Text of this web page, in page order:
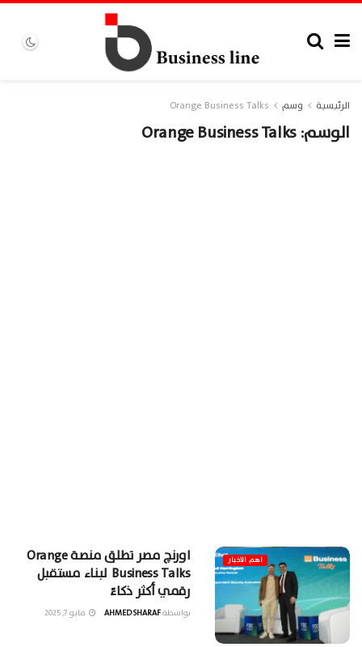
الرئيسية وسم Orange Business Talks
الوسم:Orange Business Talks
اهم الاخبار
اورنچ مصر تطلق منصة Orange
Business Talks لبناء مستقبل
رقمي أكثر ذكاءً
بواسطةAHMED SHARAF مايو 7, 2025